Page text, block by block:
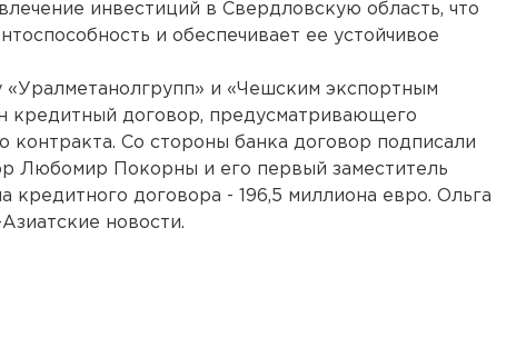
инвестиций в Свердловскую область, что
и обеспечивает ее устойчивое
и «Чешским экспортным
кредитный договор, предусматривающего
контракта. Со стороны банка договор подписали
Любомир Покорны и его первый заместитель
кредитного договора - 196,5 миллиона евро. Ольга
новости.